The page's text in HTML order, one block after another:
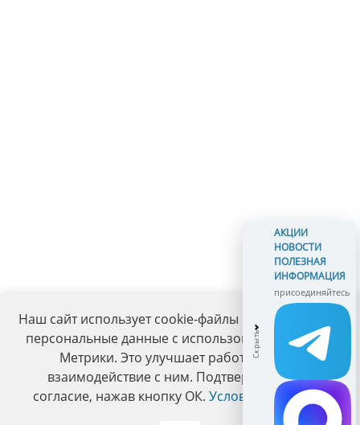
Наш сайт использует cookie-файлы и обрабатывает
персональные данные с использованием Яндекс
Метрики. Это улучшает работу сайта и
взаимодействие с ним. Подтвердите ваше
согласие, нажав кнопку ОК. Условия политики.
АКЦИИ
НОВОСТИ
ПОЛЕЗНАЯ
ИНФОРМАЦИЯ
присоединяйтесь